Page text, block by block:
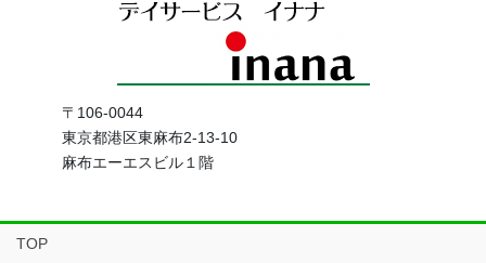
〒106-0044
東京都港区東麻布2-13-10
麻布エーエスビル１階
TOP